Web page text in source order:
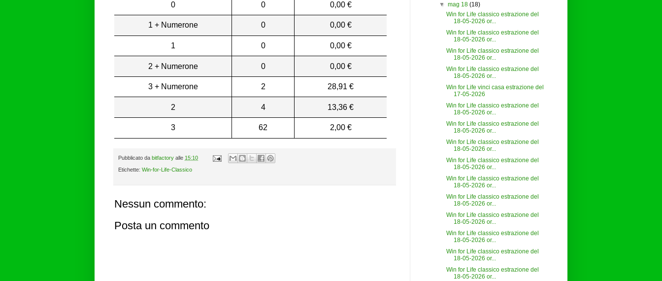
0 0 0,00 €
1 + Numerone 0 0,00 €
1 0 0,00 €
2 + Numerone 0 0,00 €
3 + Numerone 2 28,91 €
2 4 13,36 €
3 62 2,00 €
Pubblicato da bitfactory alle 15:10
Etichette: Win-for-Life-Classico
Nessun commento:
Posta un commento
▼ mag 18 (18)
Win for Life classico estrazione del
18-05-2026 or...
Win for Life classico estrazione del
18-05-2026 or...
Win for Life classico estrazione del
18-05-2026 or...
Win for Life classico estrazione del
18-05-2026 or...
Win for Life vinci casa estrazione del
17-05-2026
Win for Life classico estrazione del
18-05-2026 or...
Win for Life classico estrazione del
18-05-2026 or...
Win for Life classico estrazione del
18-05-2026 or...
Win for Life classico estrazione del
18-05-2026 or...
Win for Life classico estrazione del
18-05-2026 or...
Win for Life classico estrazione del
18-05-2026 or...
Win for Life classico estrazione del
18-05-2026 or...
Win for Life classico estrazione del
18-05-2026 or...
Win for Life classico estrazione del
18-05-2026 or...
Win for Life classico estrazione del
18-05-2026 or...